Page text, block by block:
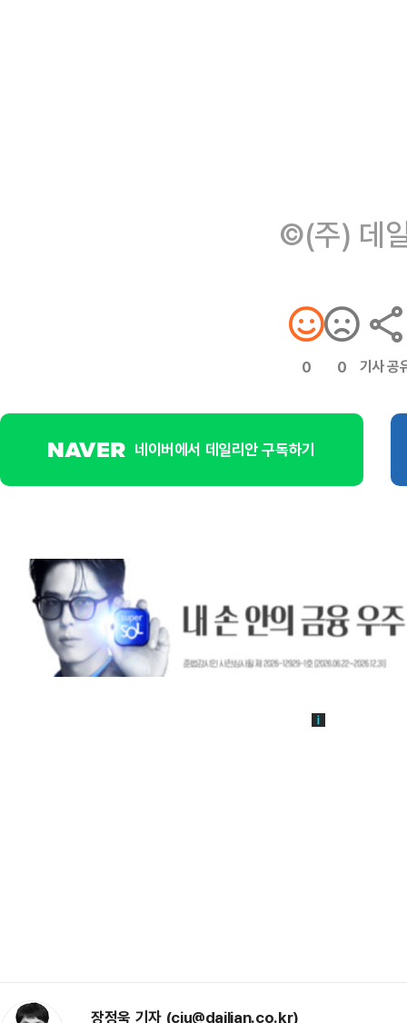
©(주) 데
0 0 기사 공
네이버에서 데일리안 구독하기
장정욱 기자 (cju@dailian.co.kr)